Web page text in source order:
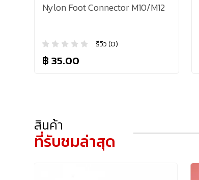
Nylon Foot Connector M10/M12
รีวิว (0)
฿ 35.00
สินค้า
ที่รับชมล่าสุด